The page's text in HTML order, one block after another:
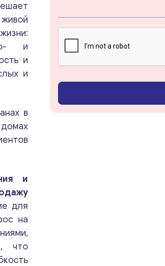
Консультация
нам запрос, и мы свяжемся с вами в
ближайшее время.
и
и
и
в
и
для
на
что
о
б
и
с
о
б